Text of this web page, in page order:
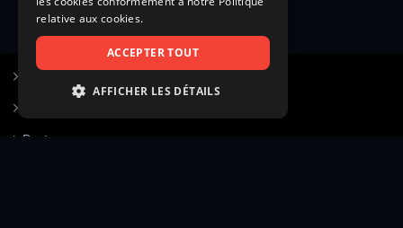
Poster une annonce
relative aux cookies.
ACCEPTER TOUT
AFFICHER LES DÉTAILS